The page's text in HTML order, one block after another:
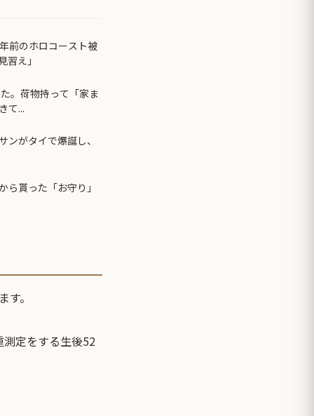
前のホロコースト被
え」
。荷物持って「家ま
て...
ンがタイで爆誕し、
ら貰った「お守り」
。
定をする生後52